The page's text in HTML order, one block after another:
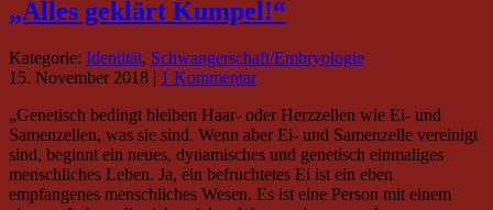
„Alles geklärt Kumpel!“
Kategorie: Identität, Schwangerschaft/Embryologie
15. November 2018 | 1 Kommentar
„Genetisch bedingt bleiben Haar- oder Herzzellen wie Ei- und
Samenzellen, was sie sind. Wenn aber Ei- und Samenzelle vereinigt
sind, beginnt ein neues, dynamisches und genetisch einmaliges
menschliches Leben. Ja, ein befruchtetes Ei ist ein eben
empfangenes menschliches Wesen. Es ist eine Person mit einem